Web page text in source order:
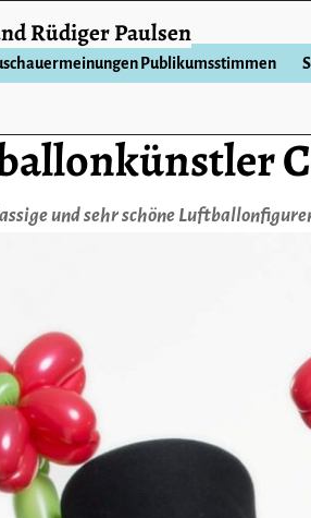
und sehr schöne
Rüdiger Paulsen
Publikumsstimmen